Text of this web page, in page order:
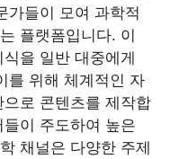
가들이 모여 과학적
플랫폼입니다. 이
을 일반 대중에게
를 위해 체계적인 자
로 콘텐츠를 제작합
이 주도하여 높은
채널은 다양한 주제